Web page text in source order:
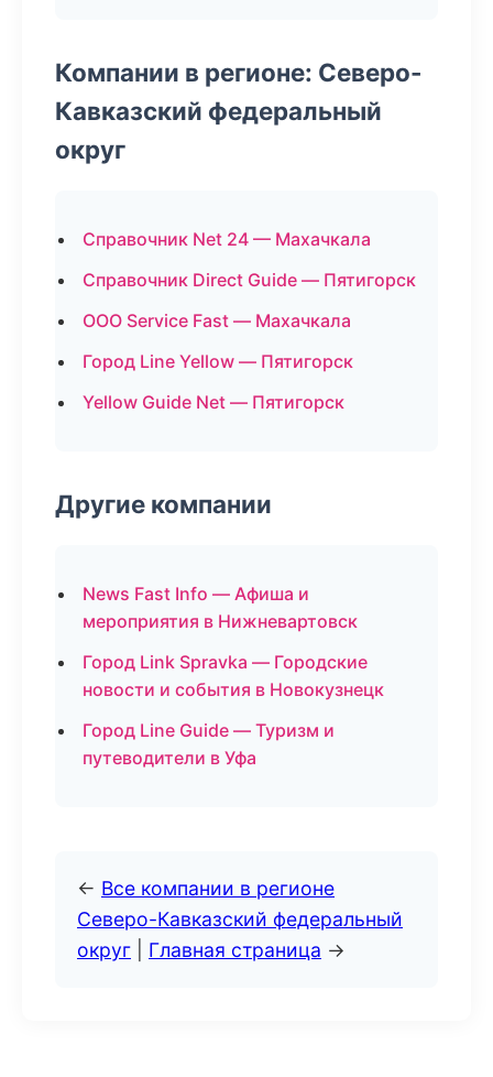
Компании в регионе: Северо-
Кавказский федеральный
округ
Справочник Net 24 — Махачкала
Справочник Direct Guide — Пятигорск
ООО Service Fast — Махачкала
Город Line Yellow — Пятигорск
Yellow Guide Net — Пятигорск
Другие компании
News Fast Info — Афиша и
мероприятия в Нижневартовск
Город Link Spravka — Городские
новости и события в Новокузнецк
Город Line Guide — Туризм и
путеводители в Уфа
← Все компании в регионе
Северо-Кавказский федеральный
округ
Главная страница →